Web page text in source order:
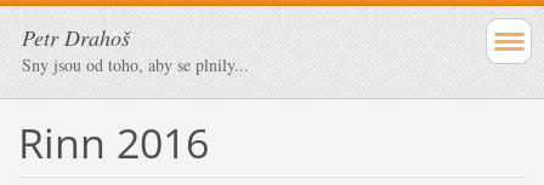
Petr Drahoš
Sny jsou od toho, aby se plnily...
Rinn 2016